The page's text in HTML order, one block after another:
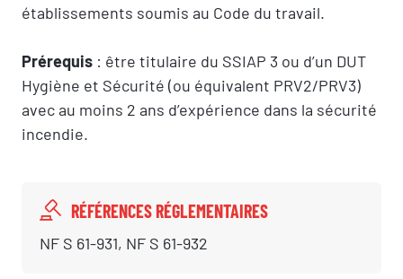
établissements soumis au Code du travail.
Prérequis : être titulaire du SSIAP 3 ou d’un DUT
Hygiène et Sécurité (ou équivalent PRV2/PRV3)
avec au moins 2 ans d’expérience dans la sécurité
incendie.
RÉFÉRENCES RÉGLEMENTAIRES
NF S 61-931, NF S 61-932